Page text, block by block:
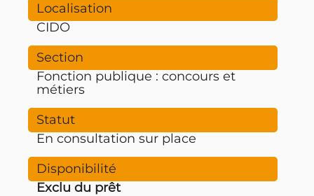
CIDO
Fonction publique : concours et
métiers
En consultation sur place
Exclu du prêt